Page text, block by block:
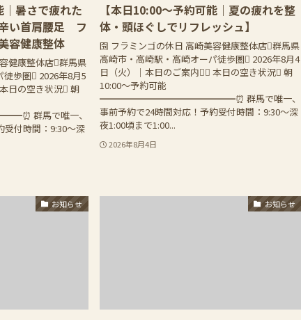
｜暑さで疲れた
い首肩腰足 フ
容健康整体
健康整体店群馬県
歩圏 2026年8月5
日の空き状況 朝
群馬で唯一、
受付時間：9:30〜深
【本日10:00〜予約可能｜夏の疲れを整
体・頭ほぐしでリフレッシュ】
囹 フラミンゴの休日 高崎美容健康整体店群馬県
高崎市・高崎駅・高崎オーパ徒歩圏 2026年8月4
日（火）｜本日のご案内 本日の空き状況 朝
10:00〜予約可能
━━━━━━━━━━━━━━━⏰ 群馬で唯一、
事前予約で24時間対応！予約受付時間：9:30〜深
夜1:00頃まで1:00...
2026年8月4日
お知らせ お知らせ